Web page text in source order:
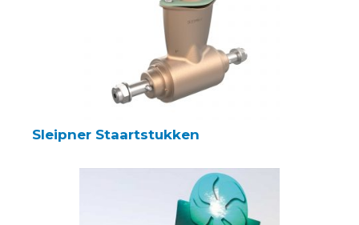
Sleipner Staartstukken